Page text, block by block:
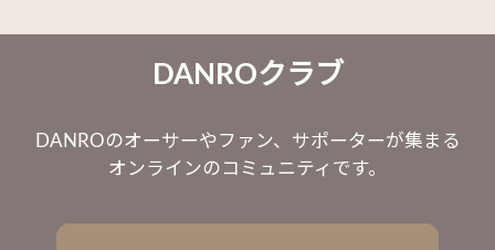
DANROクラブ
DANROのオーサーやファン、サポーターが集まる
オンラインのコミュニティです。